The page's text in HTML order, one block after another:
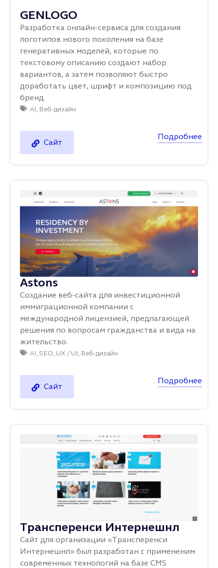
GENLOGO
Разработка онлайн‑сервиса для создания
логотипов нового поколения на базе
генеративных моделей, которые по
текстовому описанию создают набор
вариантов, а затем позволяют быстро
доработать цвет, шрифт и композицию под
бренд.
AI, Веб-дизайн
Сайт
Подробнее
Astons
Создание веб-сайта для инвестиционной
иммиграционной компании с
международной лицензией, предлагающей
решения по вопросам гражданства и вида на
жительство.
AI, SEO, UX / UI, Веб-дизайн
Сайт
Подробнее
Трансперенси Интернешнл
Сайт для организации «Трансперенси
Интернешнл» был разработан с примененим
современных технологий на базе CMS